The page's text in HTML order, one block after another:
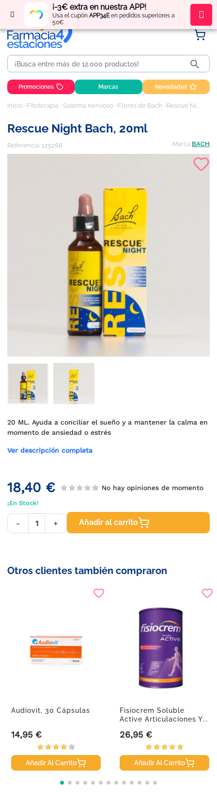
¡-3€ extra en nuestra APP!
Usa el cupón APP34Een pedidos superiores a
50€
Regístratey obténpuntos por tus compras

Promociones Marcas Novedades
Inicio Fitoterapia Sistema nervioso Flores de Bach Rescue Night Bach, 20ml
Rescue Night Bach, 20ml
Referencia: 125288 Marca BACH
20 ML. Ayuda a conciliar el sueño y a mantener la calma en
momento de ansiedad o estrés
Ver descripción completa
18,40 € No hay opiniones de momento
¡En Stock!
- + Añadir al carrito
Otros clientes también compraron
Audiovit, 30 Cápsulas
Precio
14,95 €
Añadir Al Carrito
Fisiocrem Soluble
Active Articulaciones Y...
Precio
26,95 €
Añadir Al Carrito